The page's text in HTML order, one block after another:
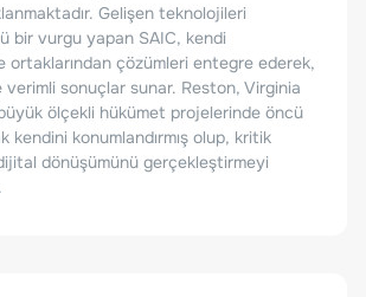
Gelişen teknolojileri
bir vurgu yapan SAIC, kendi
ortaklarından çözümleri entegre ederek,
sonuçlar sunar. Reston, Virginia
ölçekli hükümet projelerinde öncü
kendini konumlandırmış olup, kritik
dönüşümünü gerçekleştirmeyi